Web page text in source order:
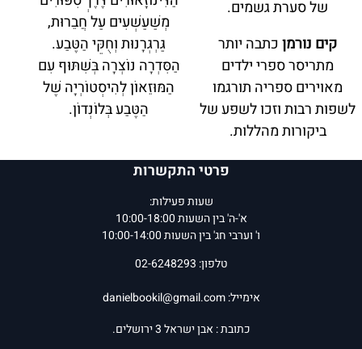
של סערת גשמים.
קים נורמןכתבה יותר
מתריסר ספרי ילדים
מאוירים ספריה תורגמו
לשפות רבות וזכו לשפע של
ביקורות מהללות.
הוא סופר
ידועים ורבי-מכר בארצות
הברית.
₪
הוסף לסל
מְשַׁעַשְׁעִים עַל חֲבֵרוּת,
גַּרְגְּרָנוּת וְחֻקֵּי הַטֶּבַע.
הַסִּדְרָה נוֹצְרָה בְּשִׁתּוּף עִם
הַמּוּזֵאוֹן לְהִיסְטוֹרְיָה שֶׁל
הַטֶּבַע בְּלוֹנְדוֹן.
המחיר שלנו:
הוסף לסל
פרטים נוספים
פרטי התקשרות
שעות פעילות:
א'-ה' בין השעות 10:00-18:00
ו' וערבי חג' בין השעות 10:00-14:00
טלפון: 02-6248293
אימייל:danielbookil@gmail.com
כתובת : אבן ישראל 3 ירושלים.